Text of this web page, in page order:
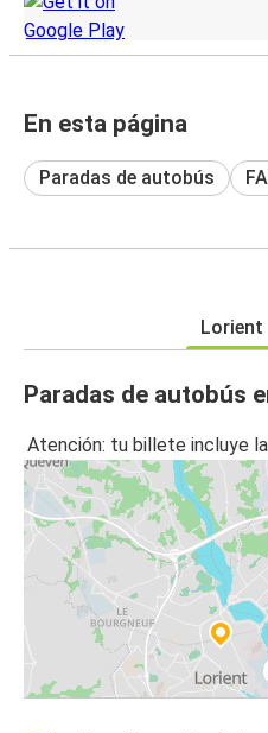
En esta página
Paradas de autobús
Lorient
Paradas de autobús
Atención: tu billete incluye